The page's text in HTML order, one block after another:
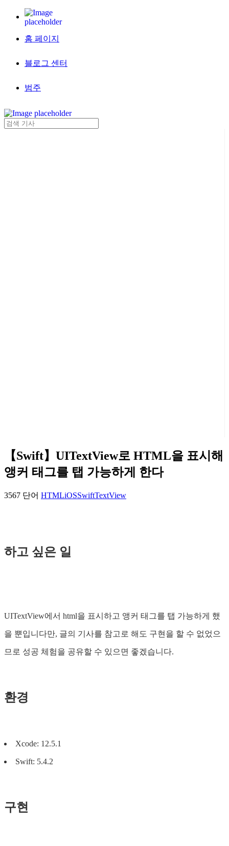
홈 페이지
블로그 센터
범주
【Swift】UITextView로 HTML을 표시해
앵커 태그를 탭 가능하게 한다
3567 단어 HTMLiOSSwiftTextView
하고 싶은 일
UITextView에서 html을 표시하고 앵커 태그를 탭 가능하게 했
을 뿐입니다만, 글의 기사를 참고로 해도 구현을 할 수 없었으
므로 성공 체험을 공유할 수 있으면 좋겠습니다.
환경
Xcode: 12.5.1
Swift: 5.4.2
구현